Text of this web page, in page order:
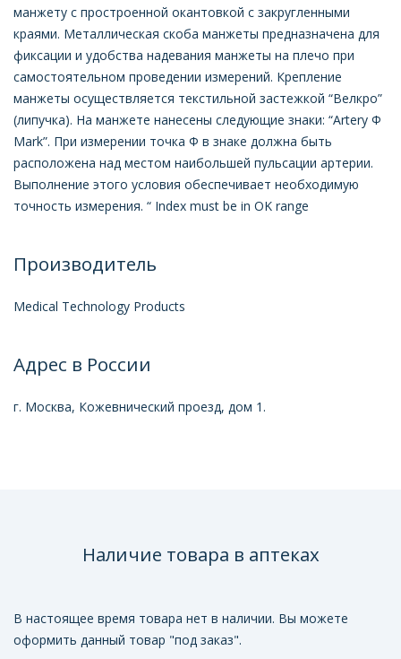
манжету с простроенной окантовкой с закругленными
краями. Металлическая скоба манжеты предназначена для
фиксации и удобства надевания манжеты на плечо при
самостоятельном проведении измерений. Крепление
манжеты осуществляется текстильной застежкой “Велкро”
(липучка). На манжете нанесены следующие знаки: “Artery Ф
Mark”. При измерении точка Ф в знаке должна быть
расположена над местом наибольшей пульсации артерии.
Выполнение этого условия обеспечивает необходимую
точность измерения. “ Index must be in OK range
Производитель
Мedical Technology Products
Адрес в России
г. Москва, Кожевнический проезд, дом 1.
Наличие товара в аптеках
В настоящее время товара нет в наличии. Вы можете
оформить данный товар "под заказ".